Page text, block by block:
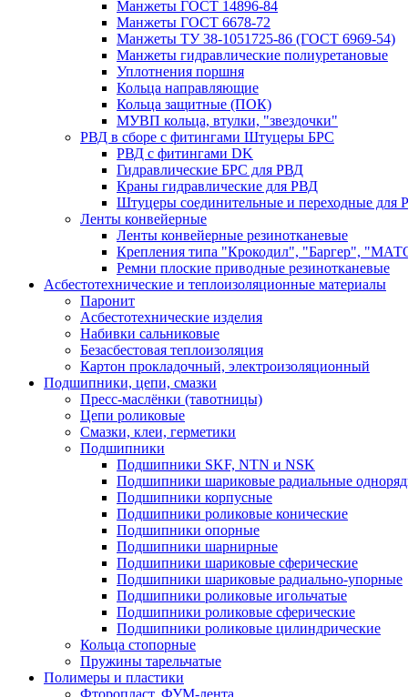
Манжеты ГОСТ 14896-84
Манжеты ГОСТ 6678-72
Манжеты ТУ 38-1051725-86 (ГОСТ 6969-54)
Манжеты гидравлические полиуретановые
Уплотнения поршня
Кольца направляющие
Кольца защитные (ПОК)
МУВП кольца, втулки, "звездочки"
РВД в сборе с фитингами Штуцеры БРС
РВД с фитингами DK
Гидравлические БРС для РВД
Краны гидравлические для РВД
Штуцеры соединительные и переходные для
Ленты конвейерные
Ленты конвейерные резинотканевые
Крепления типа "Крокодил", "Баргер",
Ремни плоские приводные резинотканевые
Асбестотехнические и теплоизоляционные материалы
Паронит
Асбестотехнические изделия
Набивки сальниковые
Безасбестовая теплоизоляция
Картон прокладочный, электроизоляционный
Подшипники, цепи, смазки
Пресс-маслёнки (тавотницы)
Цепи роликовые
Смазки, клеи, герметики
Подшипники
Подшипники SKF, NTN и NSK
Подшипники шариковые радиальные
Подшипники корпусные
Подшипники роликовые конические
Подшипники опорные
Подшипники шарнирные
Подшипники шариковые сферические
Подшипники шариковые радиально-упорные
Подшипники роликовые игольчатые
Подшипники роликовые сферические
Подшипники роликовые цилиндрические
Кольца стопорные
Пружины тарельчатые
Полимеры и пластики
Фторопласт, ФУМ-лента